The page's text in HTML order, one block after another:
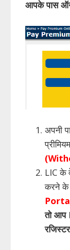
आपके पास
अपनी
LIC के
करने के
तो आप